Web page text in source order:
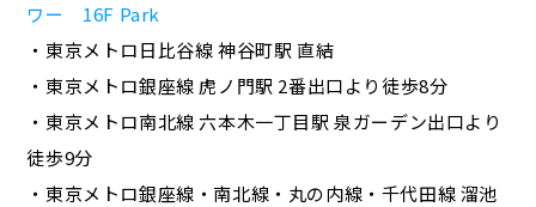
ワー 16F Park
・東京メトロ日比谷線 神谷町駅 直結
・東京メトロ銀座線 虎ノ門駅 2番出口より徒歩8分
・東京メトロ南北線 六本木一丁目駅 泉ガーデン出口より
徒歩9分
・東京メトロ銀座線・南北線・丸の内線・千代田線 溜池